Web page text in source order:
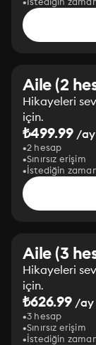
Aile (2
Hikayeleri
için.
₺499.99 /ay
2 hesap
Sınırsız erişim
İstediğin
Aile (3
Hikayeleri
için.
₺626.99 /ay
3 hesap
Sınırsız erişim
İstediğin